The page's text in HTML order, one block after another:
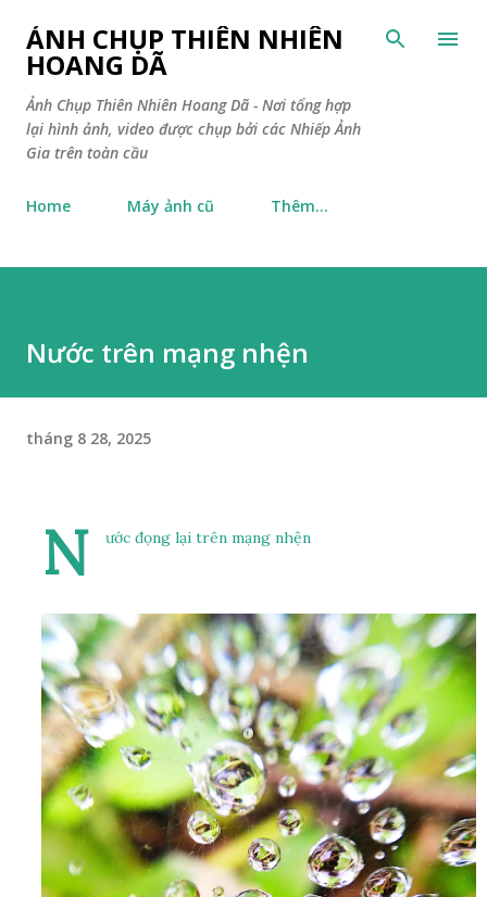
Chuyển đến nội dung chính
ẢNH CHỤP THIÊN NHIÊN
HOANG DÃ
Ảnh Chụp Thiên Nhiên Hoang Dã - Nơi tổng hợp
lại hình ảnh, video được chụp bởi các Nhiếp Ảnh
Gia trên toàn cầu
Home Máy ảnh cũ Thêm…
Nước trên mạng nhện
tháng 8 28, 2025
N ước đọng lại trên mạng nhện